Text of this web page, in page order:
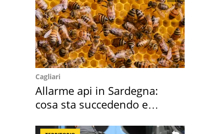
Cagliari
Allarme api in Sardegna:
cosa sta succedendo e